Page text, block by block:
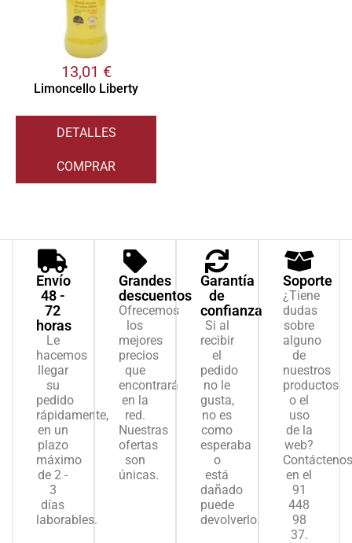
13,01 €
Limoncello Liberty
DETALLES
COMPRAR
Envío
48 -
72
horas
Le
hacemos
llegar
su
pedido
rápidamente,
en un
plazo
máximo
de 2 -
3
días
laborables.
Grandes
descuentos
Ofrecemos
los
mejores
precios
que
encontrará
en la
red.
Nuestras
ofertas
son
únicas.
Garantía
de
confianza
Si al
recibir
el
pedido
no le
gusta,
no es
como
esperaba
o
está
dañado
puede
devolverlo.
Soporte
¿Tiene
dudas
sobre
alguno
de
nuestros
productos
o el
uso
de la
web?
Contáctenos
en el
91
448
98
37.